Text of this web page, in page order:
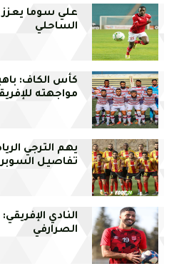
علي سوما يعزز
الساحلي
كأس الكاف:
مواجهته
يهم الترجي
تفاصيل السوبر
النادي
الصرارفي